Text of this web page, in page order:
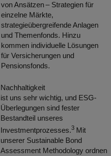
von Ansätzen – Strategien für
einzelne Märkte,
strategieübergreifende Anlagen
und Themenfonds. Hinzu
kommen individuelle Lösungen
für Versicherungen und
Pensionsfonds.
Nachhaltigkeit
ist uns sehr wichtig, und ESG-
Überlegungen sind fester
Bestandteil unseres
Investmentprozesses.3 Mit
unserer Sustainable Bond
Assessment Methodology ordnen